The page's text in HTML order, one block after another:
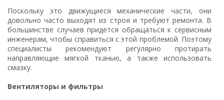
Поскольку это движущиеся механические части, они
довольно часто выходят из строя и требуют ремонта. В
большинстве случаев придётся обращаться к сервисным
инженерам, чтобы справиться с этой проблемой. Поэтому
специалисты рекомендуют регулярно протирать
направляющие мягкой тканью, а также использовать
смазку.
Вентиляторы и фильтры